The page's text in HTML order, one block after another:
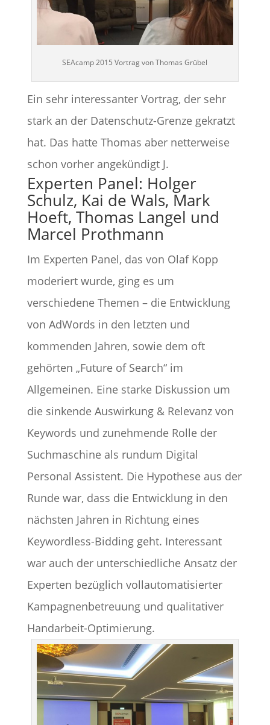
SEAcamp 2015 Vortrag von Thomas Grübel
Ein sehr interessanter Vortrag, der sehr
stark an der Datenschutz-Grenze gekratzt
hat. Das hatte Thomas aber netterweise
schon vorher angekündigt J.
Experten Panel: Holger
Schulz, Kai de Wals, Mark
Hoeft, Thomas Langel und
Marcel Prothmann
Im Experten Panel, das von Olaf Kopp
moderiert wurde, ging es um
verschiedene Themen – die Entwicklung
von AdWords in den letzten und
kommenden Jahren, sowie dem oft
gehörten „Future of Search“ im
Allgemeinen. Eine starke Diskussion um
die sinkende Auswirkung & Relevanz von
Keywords und zunehmende Rolle der
Suchmaschine als rundum Digital
Personal Assistent. Die Hypothese aus der
Runde war, dass die Entwicklung in den
nächsten Jahren in Richtung eines
Keywordless-Bidding geht. Interessant
war auch der unterschiedliche Ansatz der
Experten bezüglich vollautomatisierter
Kampagnenbetreuung und qualitativer
Handarbeit-Optimierung.